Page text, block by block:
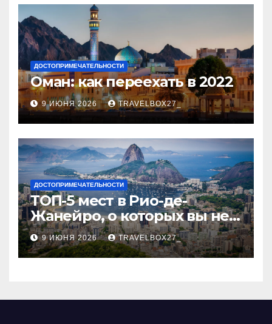
ДОСТОПРИМЕЧАТЕЛЬНОСТИ
Оман: как переехать в 2022
9 ИЮНЯ 2026 TRAVELBOX27_
ДОСТОПРИМЕЧАТЕЛЬНОСТИ
ТОП-5 мест в Рио-де-
Жанейро, о которых вы не
знали
9 ИЮНЯ 2026 TRAVELBOX27_